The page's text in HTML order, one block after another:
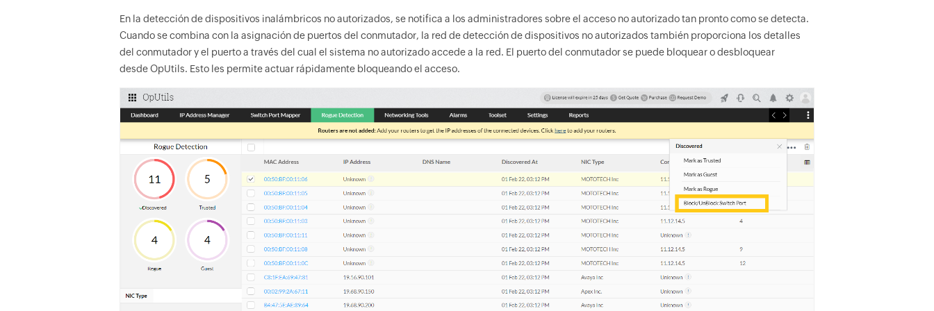
En la detección de dispositivos inalámbricos no autorizados, se notifica a los administradores sobre el acceso no autorizado tan pronto como se detecta.
Cuando se combina con la asignación de puertos del conmutador, la red de detección de dispositivos no autorizados también proporciona los detalles
del conmutador y el puerto a través del cual el sistema no autorizado accede a la red. El puerto del conmutador se puede bloquear o desbloquear
desde OpUtils. Esto les permite actuar rápidamente bloqueando el acceso.